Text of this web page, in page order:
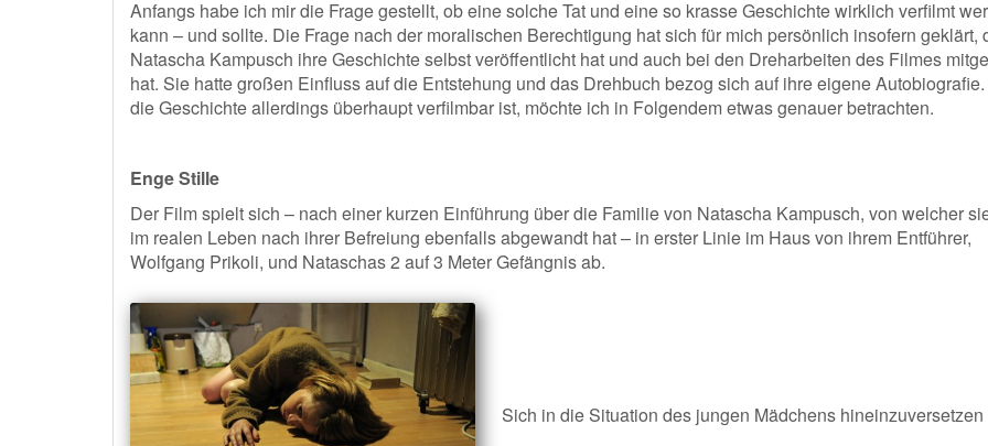
Anfangs habe ich mir die Frage gestellt, ob eine solche Tat und eine so krasse Geschichte wirklich verfilmt
kann – und sollte. Die Frage nach der moralischen Berechtigung hat sich für mich persönlich insofern geklärt,
Natascha Kampusch ihre Geschichte selbst veröffentlicht hat und auch bei den Dreharbeiten des Filmes
hat. Sie hatte großen Einfluss auf die Entstehung und das Drehbuch bezog sich auf ihre eigene
die Geschichte allerdings überhaupt verfilmbar ist, möchte ich in Folgendem etwas genauer betrachten.
Enge Stille
Der Film spielt sich – nach einer kurzen Einführung über die Familie von Natascha Kampusch, von welcher
im realen Leben nach ihrer Befreiung ebenfalls abgewandt hat – in erster Linie im Haus von ihrem Entführer,
Wolfgang Prikoli, und Nataschas 2 auf 3 Meter Gefängnis ab.
Sich in die Situation des jungen Mädchens hineinzuversetzen